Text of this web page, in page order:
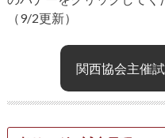
（9/2更新）
関西協会主催